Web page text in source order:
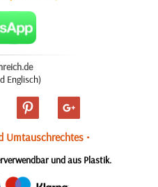
Englisch)
Umtauschrechtes •
und aus Plastik.